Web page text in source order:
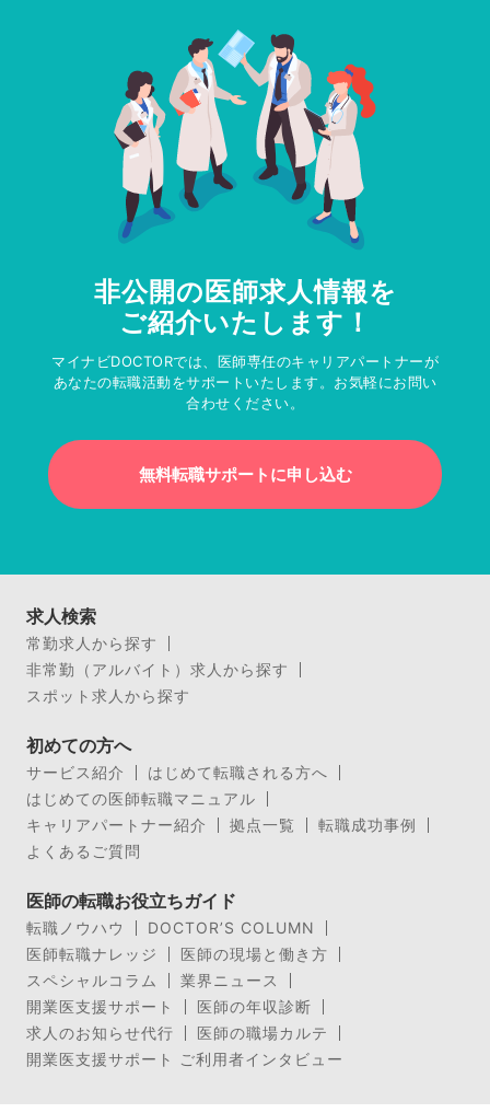
非公開の医師求人情報を
ご紹介いたします！
マイナビDOCTORでは、医師専任のキャリアパートナーが
あなたの転職活動をサポートいたします。お気軽にお問い
合わせください。
無料転職サポートに申し込む
求人検索
常勤求人から探す
非常勤（アルバイト）求人から探す
スポット求人から探す
初めての方へ
サービス紹介
はじめて転職される方へ
はじめての医師転職マニュアル
キャリアパートナー紹介
拠点一覧
転職成功事例
よくあるご質問
医師の転職お役立ちガイド
転職ノウハウ
DOCTOR’S COLUMN
医師転職ナレッジ
医師の現場と働き方
スペシャルコラム
業界ニュース
開業医支援サポート
医師の年収診断
求人のお知らせ代行
医師の職場カルテ
開業医支援サポート ご利用者インタビュー